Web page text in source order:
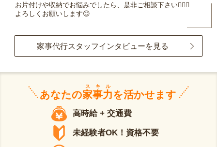
お片付けや収納でお悩みでしたら、是非ご相談下さい🙆‍♀️✨
よろしくお願いします😊
家事代行スタッフインタビューを見る
あなたの家事力
スキル
を活かせます
高時給 + 交通費
未経験者OK！資格不要